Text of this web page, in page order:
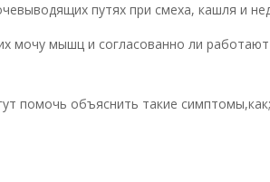
путях при смеха, кашля и
мочу мышц и согласованно ли
помочь объяснить такие симптомы,как;